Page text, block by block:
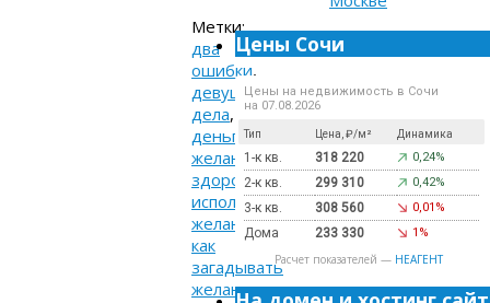
Метки:
два
ошибки,
девушка,
дела,
деньги,
желания,
здоровье,
исполнение
желаний,
как
загадывать
желания,
Цены Сочи
Цены на недвижимость в Сочи
на 07.08.2026
Тип Цена, ₽/м² Динамика
1-к кв. 318 220 0,24%
2-к кв. 299 310 0,42%
3-к кв. 308 560 0,01%
Дома 233 330 1%
Расчет показателей — НЕАГЕНТ